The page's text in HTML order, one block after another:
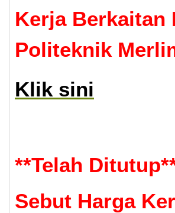
Kerja Berkaitan
Politeknik
Klik sini
**Telah Ditutup
Sebut Harga